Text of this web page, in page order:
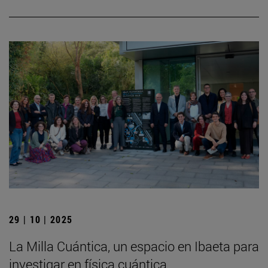
29 | 10 | 2025
La Milla Cuántica, un espacio en Ibaeta para
investigar en física cuántica